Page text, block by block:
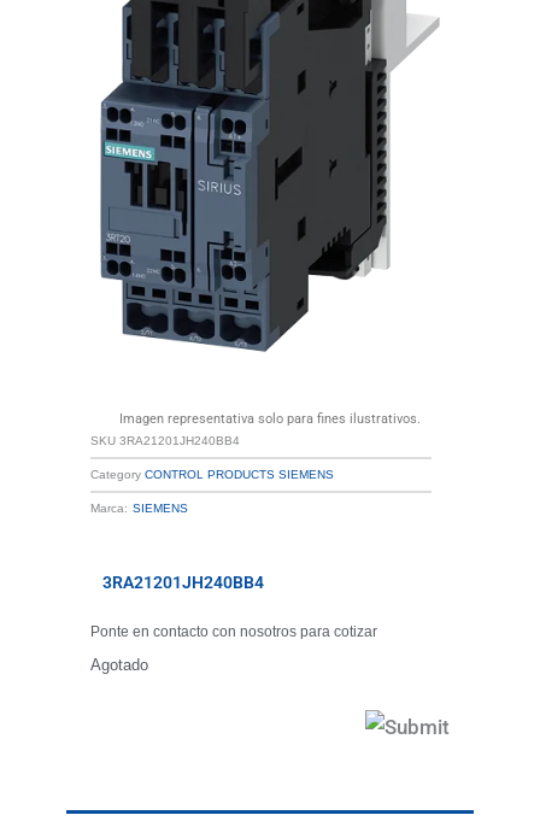
Imagen representativa solo para fines ilustrativos.
SKU 3RA21201JH240BB4
Category CONTROL PRODUCTS SIEMENS
Marca: SIEMENS
3RA21201JH240BB4
Ponte en contacto con nosotros para cotizar
Agotado